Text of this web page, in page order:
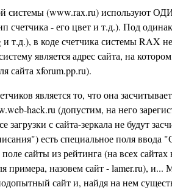
системы (www.rax.ru) используют
счетчика - его цвет и т.д.). Под
т.д.), в коде счетчика системы RAX
является адрес сайта, на
сайта xforum.pp.ru).
является то, что она
hack.ru (допустим, на него
загрузки с сайта-зеркала не будут
есть специальное поля ввода
сайты из рейтинга (на всех
назовем сайт - lamer.ru), и...
сайт и, найдя на нем